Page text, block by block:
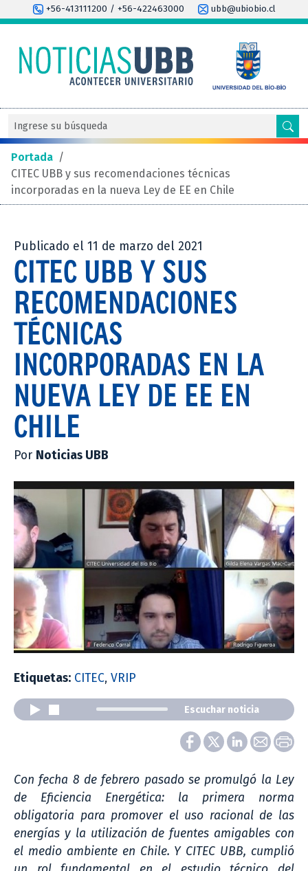
+56-413111200 / +56-422463000 ubb@ubiobio.cl
Portada /
CITEC UBB y sus recomendaciones técnicas
incorporadas en la nueva Ley de EE en Chile
Publicado el 11 de marzo del 2021
CITEC UBB Y SUS
RECOMENDACIONES
TÉCNICAS
INCORPORADAS EN LA
NUEVA LEY DE EE EN
CHILE
Por Noticias UBB
Etiquetas: CITEC, VRIP
Escuchar noticia
Con fecha 8 de febrero pasado se promulgó la Ley
de Eficiencia Energética: la primera norma
obligatoria para promover el uso racional de las
energías y la utilización de fuentes amigables con
el medio ambiente en Chile. Y CITEC UBB, cumplió